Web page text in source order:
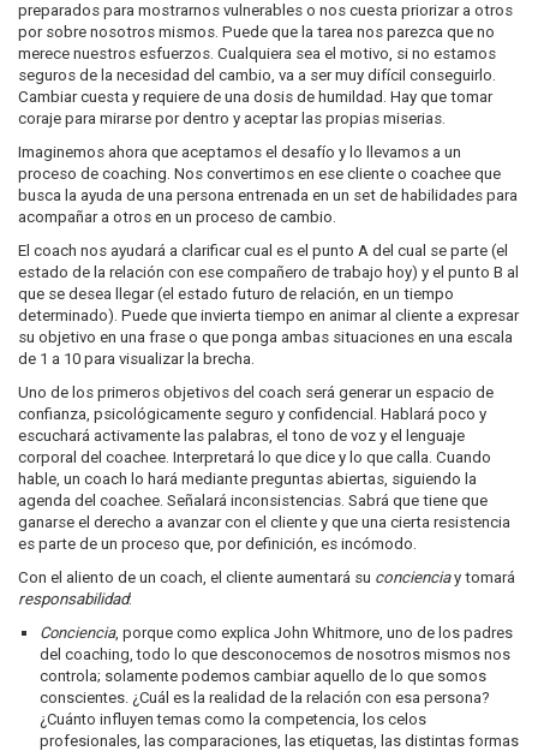
preparados para mostrarnos vulnerables o nos cuesta priorizar a otros
por sobre nosotros mismos. Puede que la tarea nos parezca que no
merece nuestros esfuerzos. Cualquiera sea el motivo, si no estamos
seguros de la necesidad del cambio, va a ser muy difícil conseguirlo.
Cambiar cuesta y requiere de una dosis de humildad. Hay que tomar
coraje para mirarse por dentro y aceptar las propias miserias.
Imaginemos ahora que aceptamos el desafío y lo llevamos a un
proceso de coaching. Nos convertimos en ese cliente o coachee que
busca la ayuda de una persona entrenada en un set de habilidades para
acompañar a otros en un proceso de cambio.
El coach nos ayudará a clarificar cual es el punto A del cual se parte (el
estado de la relación con ese compañero de trabajo hoy) y el punto B al
que se desea llegar (el estado futuro de relación, en un tiempo
determinado). Puede que invierta tiempo en animar al cliente a expresar
su objetivo en una frase o que ponga ambas situaciones en una escala
de 1 a 10 para visualizar la brecha.
Uno de los primeros objetivos del coach será generar un espacio de
confianza, psicológicamente seguro y confidencial. Hablará poco y
escuchará activamente las palabras, el tono de voz y el lenguaje
corporal del coachee. Interpretará lo que dice y lo que calla. Cuando
hable, un coach lo hará mediante preguntas abiertas, siguiendo la
agenda del coachee. Señalará inconsistencias. Sabrá que tiene que
ganarse el derecho a avanzar con el cliente y que una cierta resistencia
es parte de un proceso que, por definición, es incómodo.
Con el aliento de un coach, el cliente aumentará su concienciay tomará
responsabilidad:
Conciencia, porque como explica John Whitmore, uno de los padres
del coaching, todo lo que desconocemos de nosotros mismos nos
controla; solamente podemos cambiar aquello de lo que somos
conscientes. ¿Cuál es la realidad de la relación con esa persona?
¿Cuánto influyen temas como la competencia, los celos
profesionales, las comparaciones, las etiquetas, las distintas formas